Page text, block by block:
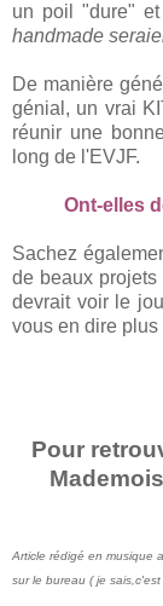
un poil "dure"
handmade
De manière
génial, un vrai
réunir une
long de l'EVJF.
Ont-elles
Sachez
de beaux
devrait voir le
vous en dire plus
Pour
Article rédigé en musique
sur le bureau ( je sais,c'est